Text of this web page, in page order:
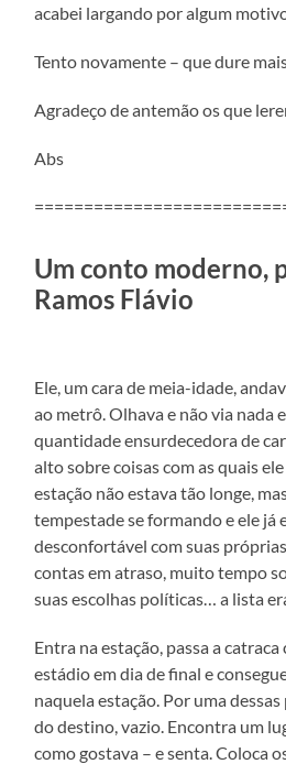
acabei largando por algum
Tento novamente – que dure
Agradeço de antemão os que
Abs
Um conto moderno,
Ramos Flávio
Ele, um cara de meia-idade,
ao metrô. Olhava e não via nada
quantidade ensurdecedora de
alto sobre coisas com as quais
estação não estava tão longe,
tempestade se formando e ele já
desconfortável com suas
contas em atraso, muito tempo
suas escolhas políticas… a lista
Entra na estação, passa a
estádio em dia de final e
naquela estação. Por uma
do destino, vazio. Encontra um
como gostava – e senta. Coloca